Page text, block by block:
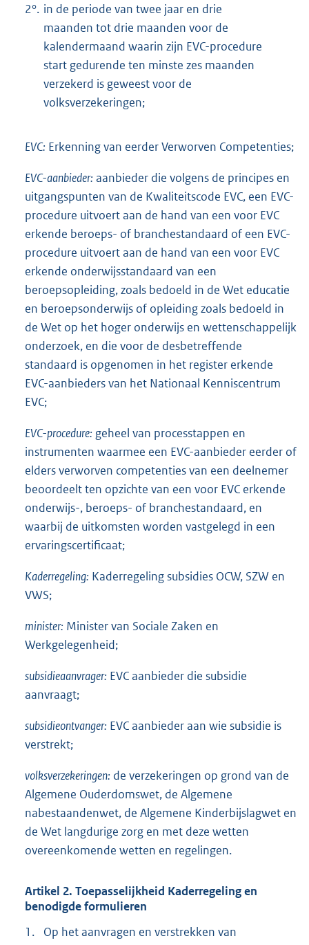
2°. in de periode van twee jaar en drie
maanden tot drie maanden voor de
kalendermaand waarin zijn EVC-procedure
start gedurende ten minste zes maanden
verzekerd is geweest voor de
volksverzekeringen;
EVC: Erkenning van eerder Verworven Competenties;
EVC-aanbieder: aanbieder die volgens de principes en
uitgangspunten van de Kwaliteitscode EVC, een EVC-
procedure uitvoert aan de hand van een voor EVC
erkende beroeps- of branchestandaard of een EVC-
procedure uitvoert aan de hand van een voor EVC
erkende onderwijsstandaard van een
beroepsopleiding, zoals bedoeld in de Wet educatie
en beroepsonderwijs of opleiding zoals bedoeld in
de Wet op het hoger onderwijs en wettenschappelijk
onderzoek, en die voor de desbetreffende
standaard is opgenomen in het register erkende
EVC-aanbieders van het Nationaal Kenniscentrum
EVC;
EVC-procedure: geheel van processtappen en
instrumenten waarmee een EVC-aanbieder eerder of
elders verworven competenties van een deelnemer
beoordeelt ten opzichte van een voor EVC erkende
onderwijs-, beroeps- of branchestandaard, en
waarbij de uitkomsten worden vastgelegd in een
ervaringscertificaat;
Kaderregeling: Kaderregeling subsidies OCW, SZW en
VWS;
minister: Minister van Sociale Zaken en
Werkgelegenheid;
subsidieaanvrager: EVC aanbieder die subsidie
aanvraagt;
subsidieontvanger: EVC aanbieder aan wie subsidie is
verstrekt;
volksverzekeringen: de verzekeringen op grond van de
Algemene Ouderdomswet, de Algemene
nabestaandenwet, de Algemene Kinderbijslagwet en
de Wet langdurige zorg en met deze wetten
overeenkomende wetten en regelingen.
Artikel 2. Toepasselijkheid Kaderregeling en
benodigde formulieren
1.
Op het aanvragen en verstrekken van